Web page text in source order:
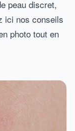
peau discret,
ici nos conseils
photo tout en